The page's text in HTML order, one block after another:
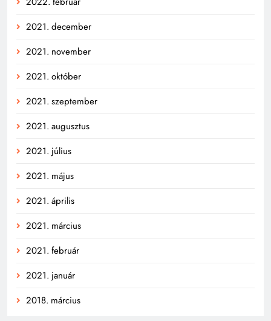
2021. december
2021. november
2021. október
2021. szeptember
2021. augusztus
2021. július
2021. május
2021. április
2021. március
2021. február
2021. január
2018. március